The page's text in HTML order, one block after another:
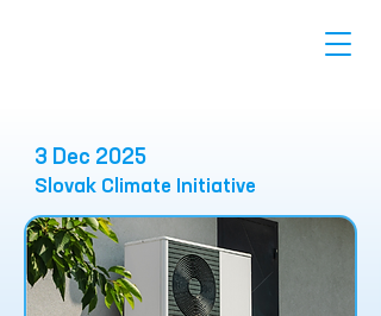
3 Dec 2025
Slovak Climate Initiative